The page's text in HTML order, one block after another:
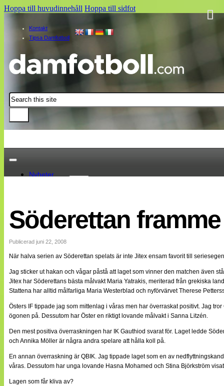
Hoppa till huvudinnehåll Hoppa till sidfot
Kontakt
Tipsa Damfotboll
Sök
Nyheter
Landslaget
EM 2013
Internationellt
Bildreportage
Bloggar
Lagen
Webb-TV
Medlemsbilder
Till klubbkassan
NÄTverket
Om oss
Statistik
Tipsa Damfotboll
Kontakt
Söderettan
Publicerad juni 22, 2008
När halva serien av Söderettan spelats är inte Jitex ensam favorit till
Jag sticker ut hakan och vågar påstå att laget som vinner den matchen även
Jitex har Söderettans bästa målvakt Maria Yatrakis, meriterad från grekiska
Stattena har alltid målfarliga Maria Westerblad och nyförvärvet Therese
Östers IF tippade jag som mittenlag i våras men har överraskat positivt. Jag
ögonen på. Dessutom har Öster en riktigt lovande målvakt i Sanna Litzén.
Den mest positiva överraskningen har IK Gauthiod svarat för. Laget ledde
och Annika Möller är några andra spelare att hålla koll på.
En annan överraskning är QBIK. Jag tippade laget som en av
våras. Dessutom har unga lovande Hasna Mohamed och Stina Björkström
Lagen som får kliva av?